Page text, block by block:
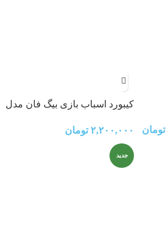
تومان
کیبورد اسباب بازی بیگ فان مدل
۲,۲۰۰,۰۰۰ تومان
جدید